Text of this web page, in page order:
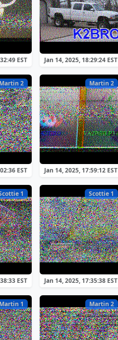
EST Jan 14, 2025, 18:29:24 EST
Martin 2
EST
Martin 2
Jan 14, 2025, 17:59:12 EST
1
EST
Scottie 1
Jan 14, 2025, 17:35:38 EST
Martin 1 Martin 2